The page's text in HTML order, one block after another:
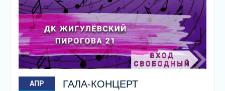
АПР ГАЛА-КОНЦЕРТ